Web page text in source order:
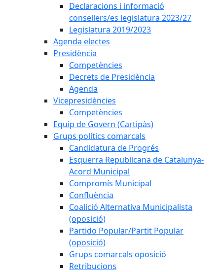
Declaracions i informació
consellers/es legislatura 2023/27
Legislatura 2019/2023
Agenda electes
Presidència
Competències
Decrets de Presidència
Agenda
Vicepresidències
Competències
Equip de Govern (Cartipàs)
Grups polítics comarcals
Candidatura de Progrés
Esquerra Republicana de Catalunya-
Acord Municipal
Compromís Municipal
Confluència
Coalició Alternativa Municipalista
(oposició)
Partido Popular/Partit Popular
(oposició)
Grups comarcals oposició
Retribucions